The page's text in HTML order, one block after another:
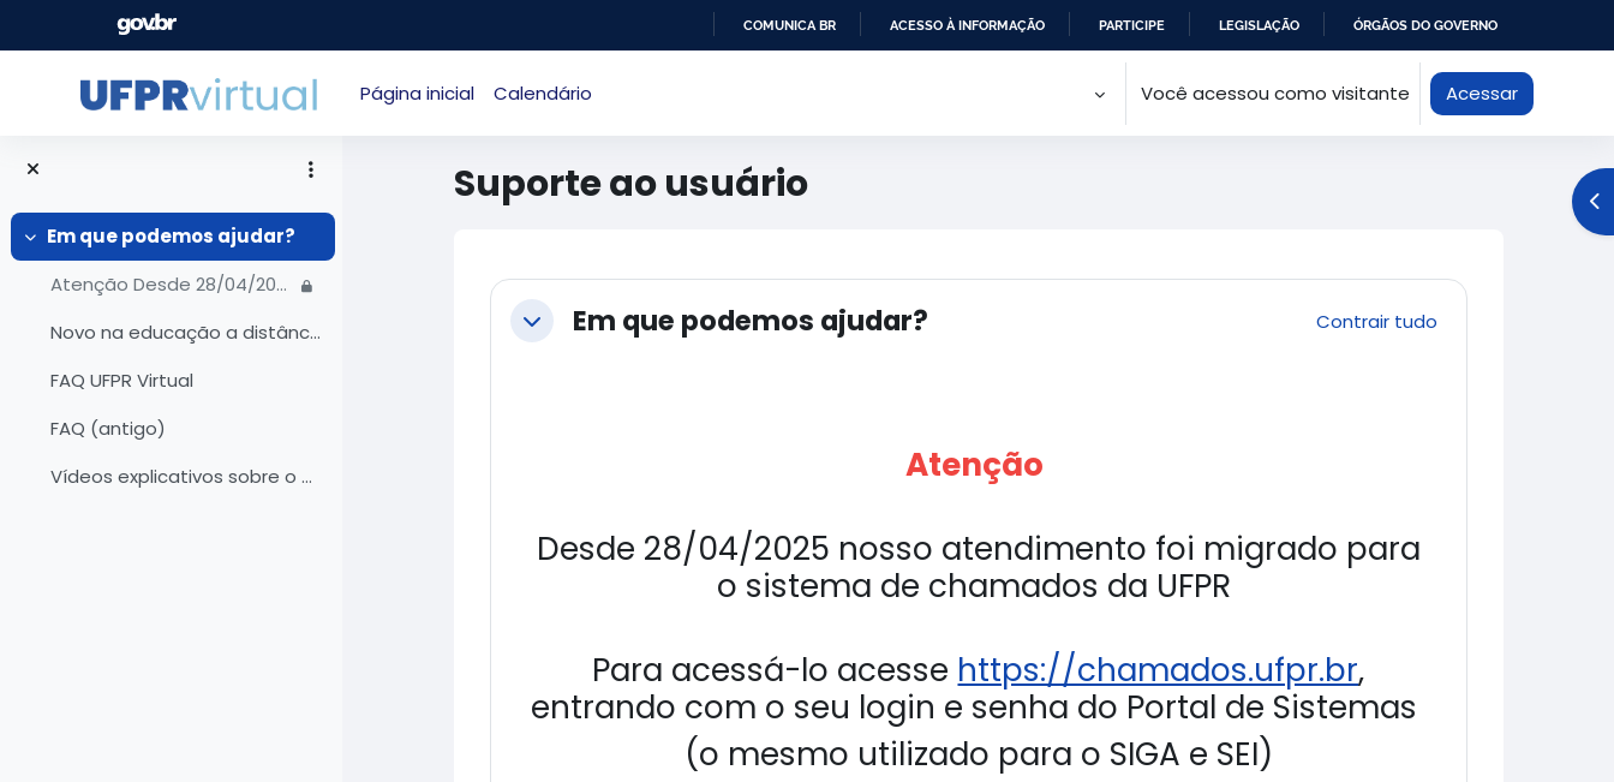
Ir para o conteúdo principal
COMUNICA BR ACESSO À INFORMAÇÃO PARTICIPE LEGISLAÇÃO ÓRGÃOS DO GOVERNO
Página inicial Calendário Você acessou como visitante Acessar
Contrair
Em que podemos ajudar?
Atenção Desde 28/04/2025 nosso atendimento foi mig...
Novo na educação a distância?
FAQ UFPR Virtual
FAQ (antigo)
Vídeos explicativos sobre o que mudou após a atual...
Suporte ao usuário
Blocos de conteúdo principal
Contorno da seção
ContrairEm que podemos ajudar? Contrair tudo
Atenção
Desde 28/04/2025 nosso atendimento foi migrado para
o sistema de chamados da UFPR
Para acessá-lo acesse https://chamados.ufpr.br,
entrando com o seu login e senha do Portal de Sistemas
(o mesmo utilizado para o SIGA e SEI)